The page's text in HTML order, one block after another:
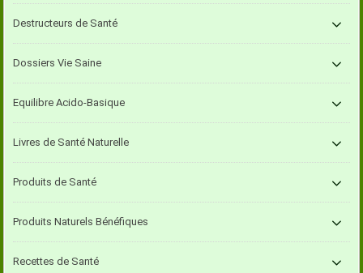
Destructeurs de Santé
Dossiers Vie Saine
Equilibre Acido-Basique
Livres de Santé Naturelle
Produits de Santé
Produits Naturels Bénéfiques
Recettes de Santé